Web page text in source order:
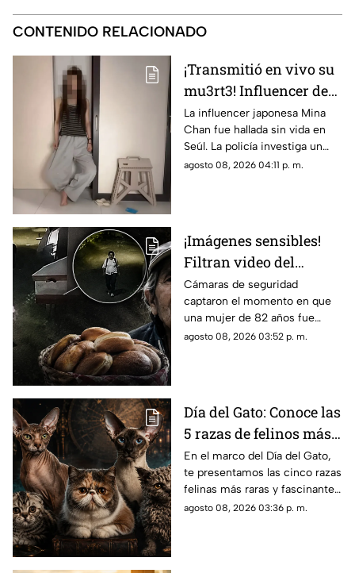
CONTENIDO RELACIONADO
¡Transmitió en vivo su
mu3rt3! Influencer de
k-pop Mina Chan
estaba en su
departamento de Seúl
La influencer japonesa Mina
Chan fue hallada sin vida en
Seúl. La policía investiga un
posible suicidio tras una alerta
agosto 08, 2026 04:11 p. m.
¡Imágenes sensibles!
Filtran video del
asesinato de abuelita
vendedora de cemitas
en Puebla: le robaron
unos pesos
Cámaras de seguridad
captaron el momento en que
una mujer de 82 años fue
asesinada al regresar de
agosto 08, 2026 03:52 p. m.
Día del Gato: Conoce las
5 razas de felinos más
raras del mundo
En el marco del Día del Gato,
te presentamos las cinco razas
felinas más raras y fascinantes
del planeta por sus singulares
agosto 08, 2026 03:36 p. m.